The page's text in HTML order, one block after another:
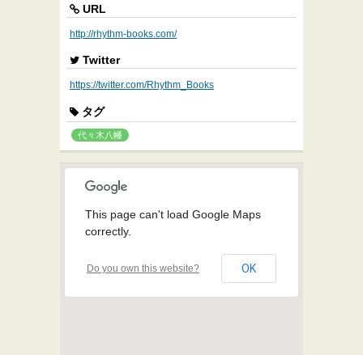
URL
http://rhythm-books.com/
Twitter
https://twitter.com/Rhythm_Books
タグ
代々木八幡
This page can't load Google Maps
correctly.
Do you own this website? OK